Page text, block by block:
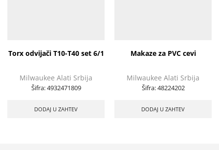
Torx odvijači T10-T40 set 6/1
Milwaukee Alati Srbija
Šifra:4932471809
DODAJ U ZAHTEV
Makaze za PVC cevi
Milwaukee Alati Srbija
Šifra:48224202
DODAJ U ZAHTEV